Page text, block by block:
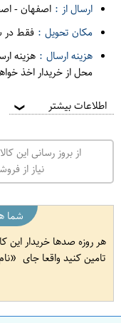
ارسال از : اصفهان-
مکان تحویل : فقط در
هزینه ارسال : هزینه
محل از خریدار اخذ
اطلاعات بیشتر ❯
از بروز رسانی این
نیاز از
شما
هر روزه صدها خریدار این
تامین کنید واقعا جای